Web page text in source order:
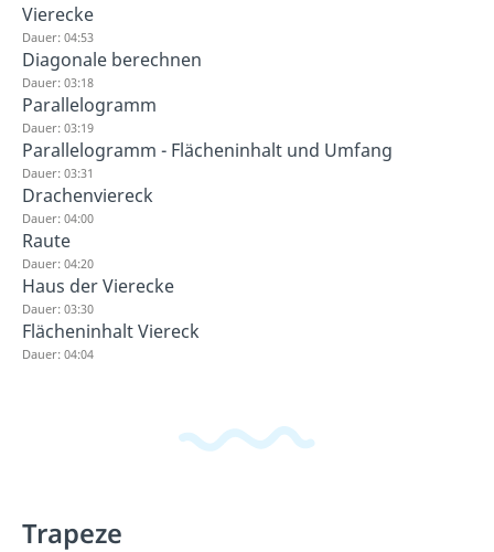
Vierecke
Dauer: 04:53
Diagonale berechnen
Dauer: 03:18
Parallelogramm
Dauer: 03:19
Parallelogramm - Flächeninhalt und Umfang
Dauer: 03:31
Drachenviereck
Dauer: 04:00
Raute
Dauer: 04:20
Haus der Vierecke
Dauer: 03:30
Flächeninhalt Viereck
Dauer: 04:04
Trapeze